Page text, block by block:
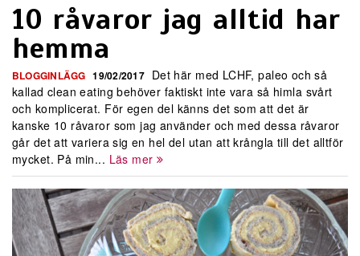
10 råvaror jag alltid har
hemma
BLOGGINLÄGG 19/02/2017Det här med LCHF, paleo och så
kallad clean eating behöver faktiskt inte vara så himla svårt
och komplicerat. För egen del känns det som att det är
kanske 10 råvaror som jag använder och med dessa råvaror
går det att variera sig en hel del utan att krångla till det alltför
mycket. På min... Läs mer